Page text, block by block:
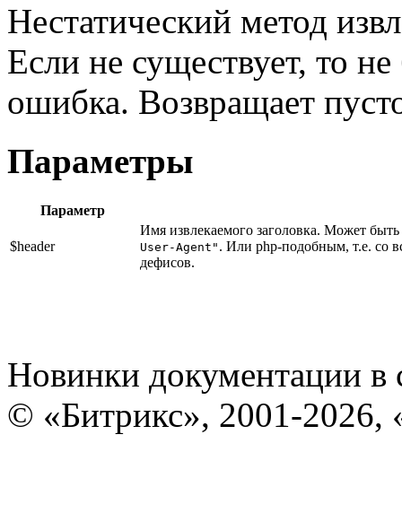
Нестатический метод
Если не существует, то
ошибка. Возвращает
Параметры
Параметр
$header
Имя извлекаемого заголовка. Может
User-Agent" . Или php-подобным, т.е. со
дефисов.
Новинки документации в
© «Битрикс», 2001-2026,